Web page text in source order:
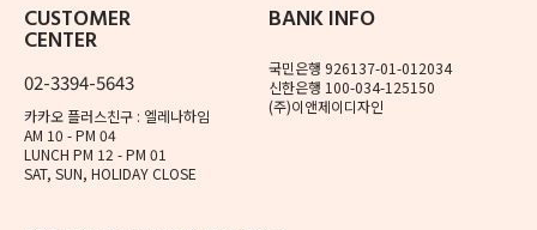
CUSTOMER
CENTER
02-3394-5643
카카오 플러스친구 : 엘레나하임
AM 10 - PM 04
LUNCH PM 12 - PM 01
SAT, SUN, HOLIDAY CLOSE
BANK INFO
국민은행 926137-01-012034
신한은행 100-034-125150
(주)이앤제이디자인